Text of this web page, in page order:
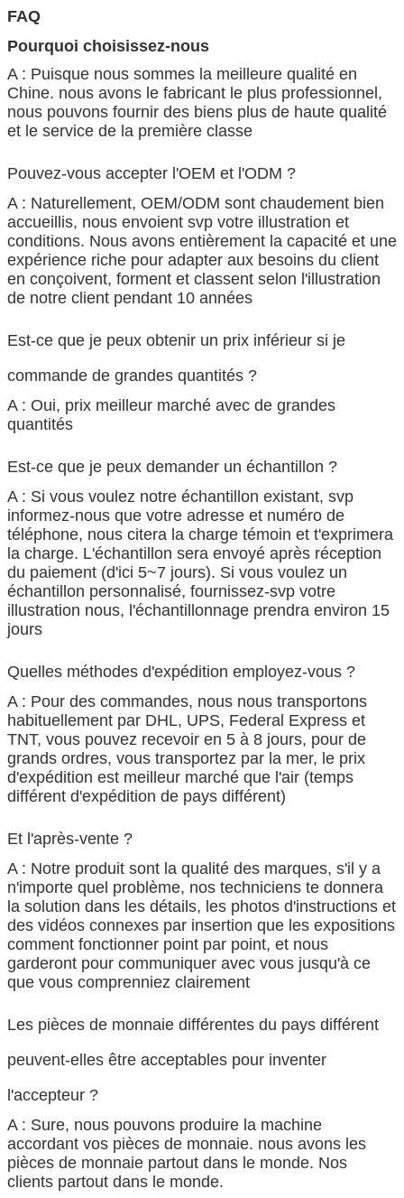
FAQ
Pourquoi choisissez-nous
A : Puisque nous sommes la meilleure qualité en
Chine. nous avons le fabricant le plus professionnel,
nous pouvons fournir des biens plus de haute qualité
et le service de la première classe
Pouvez-vous accepter l'OEM et l'ODM ?
A : Naturellement, OEM/ODM sont chaudement bien
accueillis, nous envoient svp votre illustration et
conditions. Nous avons entièrement la capacité et une
expérience riche pour adapter aux besoins du client
en conçoivent, forment et classent selon l'illustration
de notre client pendant 10 années
Est-ce que je peux obtenir un prix inférieur si je
commande de grandes quantités ?
A : Oui, prix meilleur marché avec de grandes
quantités
Est-ce que je peux demander un échantillon ?
A : Si vous voulez notre échantillon existant, svp
informez-nous que votre adresse et numéro de
téléphone, nous citera la charge témoin et t'exprimera
la charge. L'échantillon sera envoyé après réception
du paiement (d'ici 5~7 jours). Si vous voulez un
échantillon personnalisé, fournissez-svp votre
illustration nous, l'échantillonnage prendra environ 15
jours
Quelles méthodes d'expédition employez-vous ?
A : Pour des commandes, nous nous transportons
habituellement par DHL, UPS, Federal Express et
TNT, vous pouvez recevoir en 5 à 8 jours, pour de
grands ordres, vous transportez par la mer, le prix
d'expédition est meilleur marché que l'air (temps
différent d'expédition de pays différent)
Et l'après-vente ?
A : Notre produit sont la qualité des marques, s'il y a
n'importe quel problème, nos techniciens te donnera
la solution dans les détails, les photos d'instructions et
des vidéos connexes par insertion que les expositions
comment fonctionner point par point, et nous
garderont pour communiquer avec vous jusqu'à ce
que vous comprenniez clairement
Les pièces de monnaie différentes du pays différent
peuvent-elles être acceptables pour inventer
l'accepteur ?
A : Sure, nous pouvons produire la machine
accordant vos pièces de monnaie. nous avons les
pièces de monnaie partout dans le monde. Nos
clients partout dans le monde.